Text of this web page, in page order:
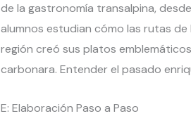
de la gastronomía transalpina,
alumnos estudian cómo las rutas
región creó sus platos
carbonara. Entender el pasado
E: Elaboración Paso a Paso